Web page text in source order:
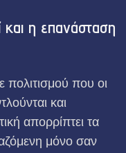
και η επανάσταση
πολιτισμού που οι
και
απορρίπτει τα
μόνο σαν